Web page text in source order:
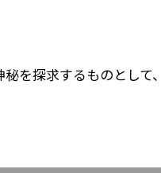
を探求するものとして